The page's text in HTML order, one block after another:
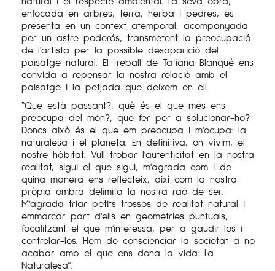
enfocada en arbres, terra, herba i pedres, es
presenta en un context atemporal, acompanyada
per un astre poderós, transmetent la preocupació
de l'artista per la possible desaparició del
paisatge natural. El treball de Tatiana Blanqué ens
convida a repensar la nostra relació amb el
paisatge i la petjada que deixem en ell.
“Que està passant?, què és el que més ens
preocupa del món?, que fer per a solucionar-ho?
Doncs això és el que em preocupa i m'ocupa: la
naturalesa i el planeta. En definitiva, on vivim, el
nostre hàbitat. Vull trobar l'autenticitat en la nostra
realitat, sigui el que sigui, m'agrada com i de
quina manera ens reflecteix, així com la nostra
pròpia ombra delimita la nostra raó de ser.
M'agrada triar petits trossos de realitat natural i
emmarcar part d'ells en geometries puntuals,
focalitzant el que m'interessa, per a gaudir-los i
controlar-los. Hem de conscienciar la societat a no
acabar amb el que ens dona la vida: La
Naturalesa”.